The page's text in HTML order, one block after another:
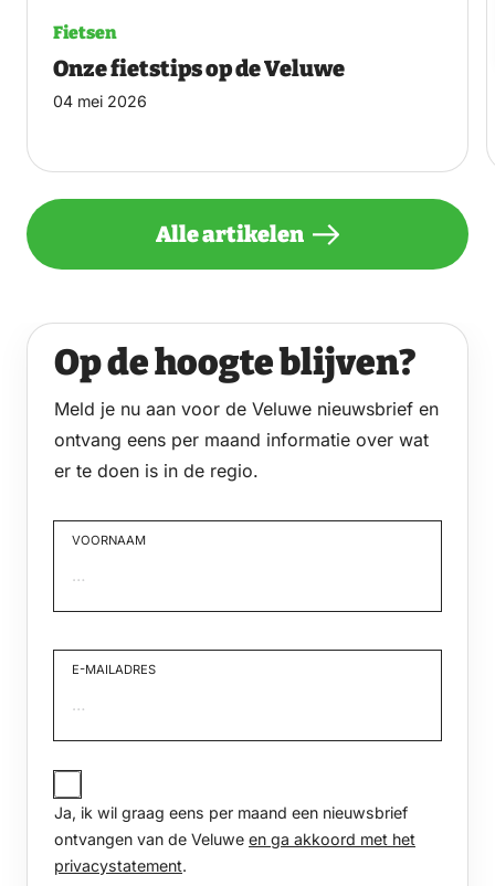
Fietsen
Onze fietstips op de Veluwe
04 mei 2026
Alle artikelen
Op de hoogte blijven?
Meld je nu aan voor de Veluwe nieuwsbrief en
ontvang eens per maand informatie over wat
er te doen is in de regio.
VOORNAAM
E-MAILADRES
JA,
IK
WIL
GRAAG
PER
Ja, ik wil graag eens per maand een nieuwsbrief
ontvangen van de Veluwe en ga akkoord met het
privacystatement.